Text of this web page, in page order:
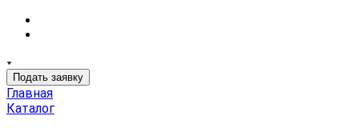
Подать заявку
Главная
Каталог